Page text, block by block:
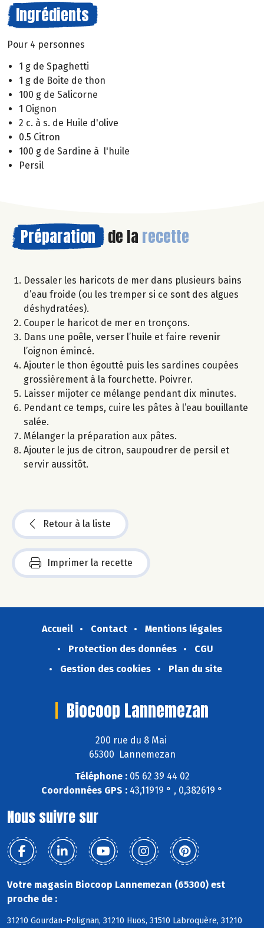
Ingrédients
Pour 4 personnes
1 g de Spaghetti
1 g de Boite de thon
100 g de Salicorne
1 Oignon
2 c. à s. de Huile d'olive
0.5 Citron
100 g de Sardine à l'huile
Persil
Préparation de la recette
Dessaler les haricots de mer dans plusieurs bains
d’eau froide (ou les tremper si ce sont des algues
déshydratées).
Couper le haricot de mer en tronçons.
Dans une poêle, verser l’huile et faire revenir
l’oignon émincé.
Ajouter le thon égoutté puis les sardines coupées
grossièrement à la fourchette. Poivrer.
Laisser mijoter ce mélange pendant dix minutes.
Pendant ce temps, cuire les pâtes à l’eau bouillante
salée.
Mélanger la préparation aux pâtes.
Ajouter le jus de citron, saupoudrer de persil et
servir aussitôt.
Retour à la liste
Imprimer la recette
Accueil Contact
Mentions légales
Protection des données
CGU
Gestion des cookies
Plan du site
Biocoop Lannemezan
200 rue du 8 Mai
65300 Lannemezan
Téléphone :05 62 39 44 02
Coordonnées GPS : 43,11919 ° , 0,382619 °
Nous suivre sur
Votre magasin Biocoop Lannemezan (65300) est
proche de :
31210 Gourdan-Polignan, 31210 Huos, 31510 Labroquère, 31210